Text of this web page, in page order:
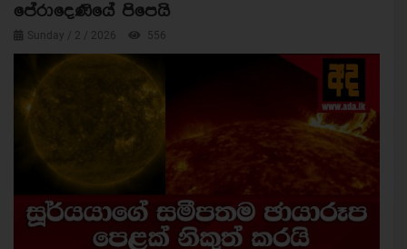
පේරාදෙණියේ පිපෙයි
Sunday / 2 / 2026 556